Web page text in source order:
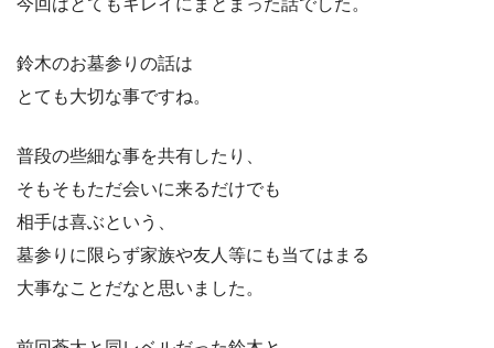
今回はとてもキレイにまとまった話でした。
鈴木のお墓参りの話は
とても大切な事ですね。
普段の些細な事を共有したり、
そもそもただ会いに来るだけでも
相手は喜ぶという、
墓参りに限らず家族や友人等にも当てはまる
大事なことだなと思いました。